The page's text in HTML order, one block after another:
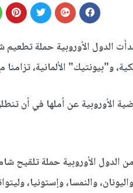
الدول الأوروبية حملة
و"بيونتيك" الألمانية،
الدول الأوروبية حملة تلقيح
والنمسا، وإستونيا،